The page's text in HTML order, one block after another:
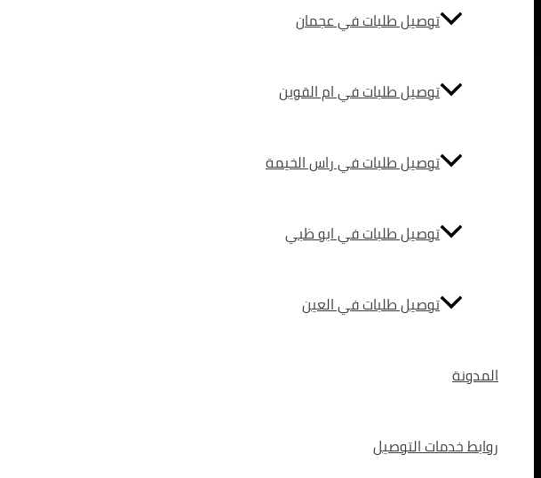
توصيل طلبات في عجمان
توصيل طلبات في ام القوين
توصيل طلبات في راس الخيمة
توصيل طلبات في ابو ظبي
توصيل طلبات في العين
المدونة
روابط خدمات التوصيل